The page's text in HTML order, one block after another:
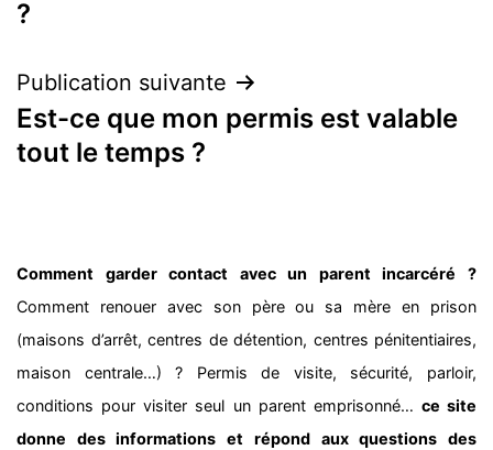
?
Publication suivante
Est-ce que mon permis est valable
tout le temps ?
Comment garder contact avec un parent incarcéré ?
Comment renouer avec son père ou sa mère en prison
(maisons d’arrêt, centres de détention, centres pénitentiaires,
maison centrale…) ? Permis de visite, sécurité, parloir,
conditions pour visiter seul un parent emprisonné… ce site
donne des informations et répond aux questions des